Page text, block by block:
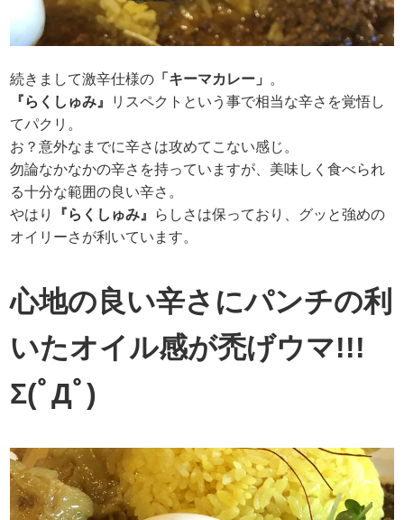
続きまして激辛仕様の 「キーマカレー」
。
『らくしゅみ』
リスペクトという事で相当な辛さを覚悟し
てパクリ。
お？意外なまでに辛さは攻めてこない感じ。
勿論なかなかの辛さを持っていますが、美味しく食べられ
る十分な範囲の良い辛さ。
やはり
『らくしゅみ』
らしさは保っており、グッと強めの
オイリーさが利いています。
心地の良い辛さにパンチの利
いたオイル感が禿げウマ!!!
Σ(ﾟДﾟ)